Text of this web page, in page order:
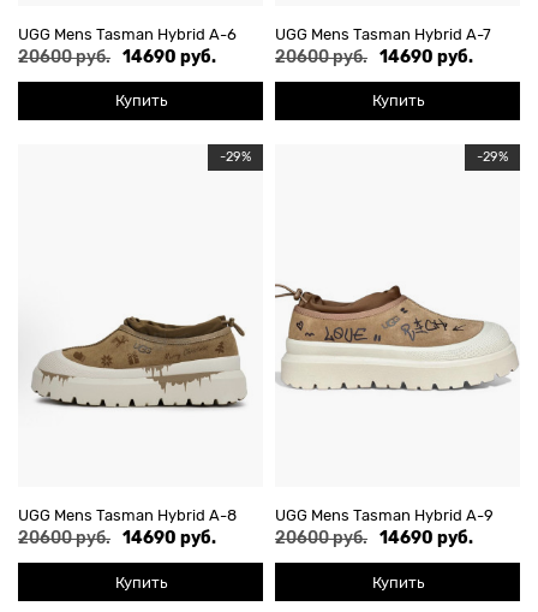
UGG Mens Tasman Hybrid А-6
20600 руб. 14690 руб.
Купить
UGG Mens Tasman Hybrid А-7
20600 руб. 14690 руб.
Купить
-29%
UGG Mens Tasman Hybrid А-8
20600 руб. 14690 руб.
Купить
-29%
UGG Mens Tasman Hybrid А-9
20600 руб. 14690 руб.
Купить